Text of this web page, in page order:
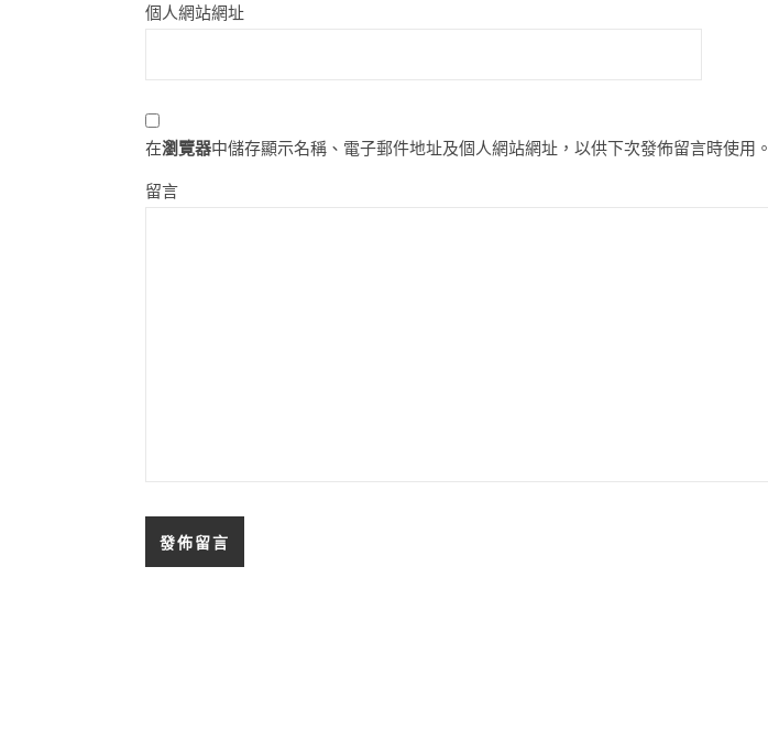
個人網站網址
在瀏覽器中儲存顯示名稱、電子郵件地址及個人網站網址，以供下次發佈留言時使用。
留言